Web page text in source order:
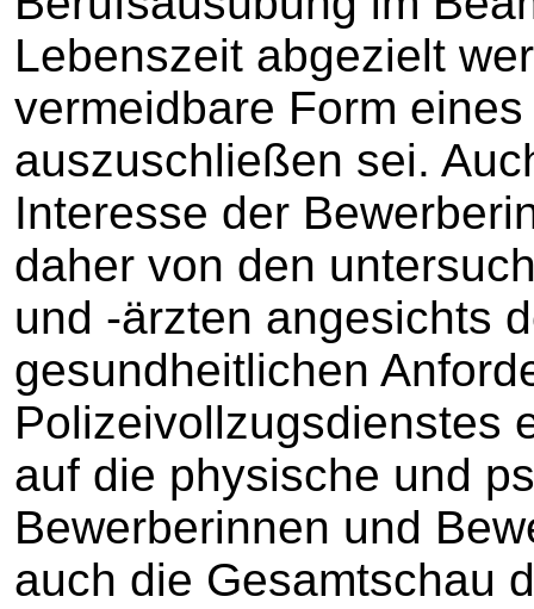
Lebenszeit abgezielt
vermeidbare Form
auszuschließen sei.
Interesse der
daher von den
und -ärzten angesichts
gesundheitlichen
Polizeivollzugsdienstes
auf die physische und
Bewerberinnen und
auch die Gesamtschau